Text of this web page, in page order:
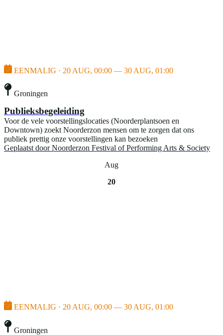
EENMALIG · 20 AUG, 00:00 — 30 AUG, 01:00
Groningen
Publieksbegeleiding
Voor de vele voorstellingslocaties (Noorderplantsoen en
Downtown) zoekt Noorderzon mensen om te zorgen dat ons
publiek prettig onze voorstellingen kan bezoeken
Geplaatst door Noorderzon Festival of Performing Arts & Society
Aug
20
EENMALIG · 20 AUG, 00:00 — 30 AUG, 01:00
Groningen